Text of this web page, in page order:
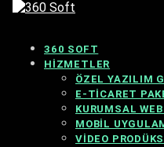
360 SOFT
HIZMETLER
ÖZEL YAZILIM
E-TICARET
KURUMSAL
MOBIL
VIDEO